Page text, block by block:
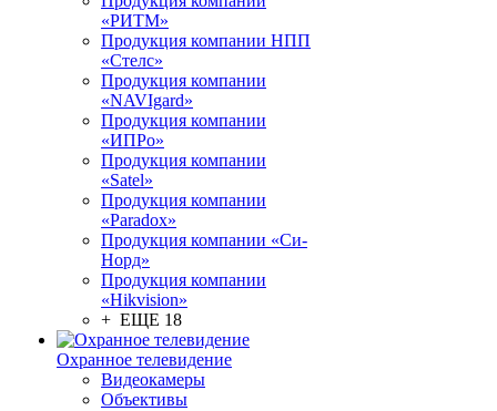
«РИТМ»
Продукция компании НПП
«Стелс»
Продукция компании
«NAVIgard»
Продукция компании
«ИПРо»
Продукция компании
«Satel»
Продукция компании
«Paradox»
Продукция компании «Си-
Норд»
Продукция компании
«Hikvision»
+ ЕЩЕ 18
Охранное телевидение
Видеокамеры
Объективы